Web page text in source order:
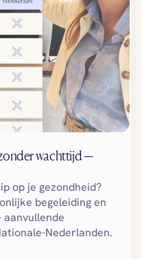
wachttijd —
op je gezondheid?
begeleiding en
aanvullende
Nederlanden.